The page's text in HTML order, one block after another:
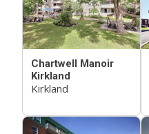
Chartwell Manoir
Kirkland
Kirkland